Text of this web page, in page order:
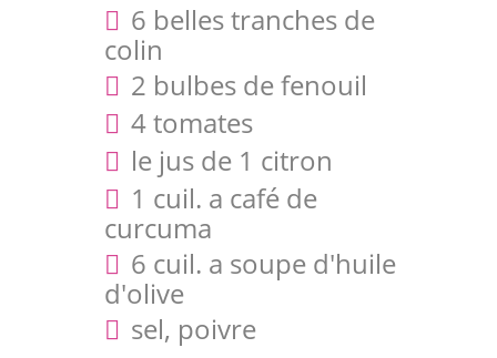
6 belles tranches de
colin
2 bulbes de fenouil
4 tomates
le jus de 1 citron
1 cuil. a café de
curcuma
6 cuil. a soupe d'huile
d'olive
sel, poivre